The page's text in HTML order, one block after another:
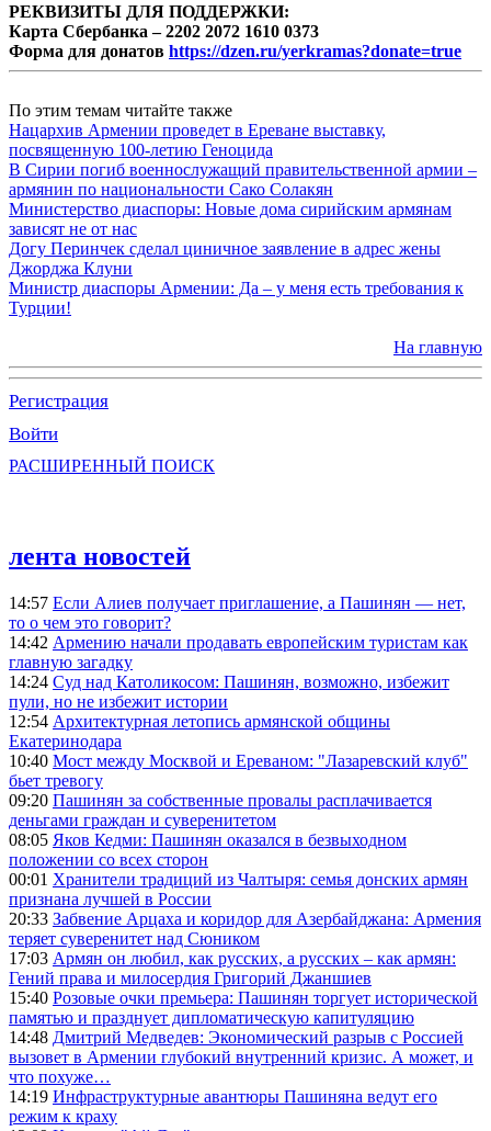
РЕКВИЗИТЫ ДЛЯ ПОДДЕРЖКИ:
Карта Сбербанка – 2202 2072 1610 0373
Форма для донатов https://dzen.ru/yerkramas?donate=true
По этим темам читайте также
Нацархив Армении проведет в Ереване выставку,
посвященную 100-летию Геноцида
В Сирии погиб военнослужащий правительственной армии –
армянин по национальности Сако Солакян
Министерство диаспоры: Новые дома сирийским армянам
зависят не от нас
Догу Перинчек сделал циничное заявление в адрес жены
Джорджа Клуни
Министр диаспоры Армении: Да – у меня есть требования к
Турции!
На главную
Регистрация
Войти
РАСШИРЕННЫЙ ПОИСК
лента новостей
14:57 Если Алиев получает приглашение, а Пашинян — нет,
то о чем это говорит?
14:42 Армению начали продавать европейским туристам как
главную загадку
14:24 Суд над Католикосом: Пашинян, возможно, избежит
пули, но не избежит истории
12:54 Архитектурная летопись армянской общины
Екатеринодара
10:40 Мост между Москвой и Ереваном: "Лазаревский клуб"
бьет тревогу
09:20 Пашинян за собственные провалы расплачивается
деньгами граждан и суверенитетом
08:05 Яков Кедми: Пашинян оказался в безвыходном
положении со всех сторон
00:01 Хранители традиций из Чалтыря: семья донских армян
признана лучшей в России
20:33 Забвение Арцаха и коридор для Азербайджана: Армения
теряет суверенитет над Сюником
17:03 Армян он любил, как русских, а русских – как армян:
Гений права и милосердия Григорий Джаншиев
15:40 Розовые очки премьера: Пашинян торгует исторической
памятью и празднует дипломатическую капитуляцию
14:48 Дмитрий Медведев: Экономический разрыв с Россией
вызовет в Армении глубокий внутренний кризис. А может, и
что похуже…
14:19 Инфраструктурные авантюры Пашиняна ведут его
режим к краху